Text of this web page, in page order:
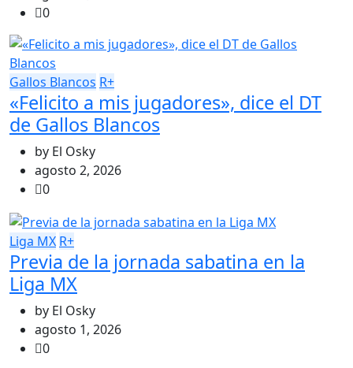
0
Gallos Blancos R+
«Felicito a mis jugadores», dice el DT
de Gallos Blancos
by El Osky
agosto 2, 2026
0
Liga MX R+
Previa de la jornada sabatina en la
Liga MX
by El Osky
agosto 1, 2026
0